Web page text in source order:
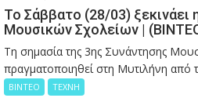
Το Σάββατο (28/03) ξεκινάει
Μουσικών Σχολείων |
Τη σημασία της 3ης Συνάντησης
πραγματοποιηθεί στη Μυτιλήνη από
ΒΙΝΤΕΟ ΤΕΧΝΗ